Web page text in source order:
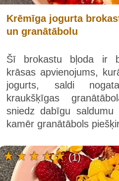
Krēmīga jogurta
un granātābolu
Šī brokastu bļoda ir
krāsas apvienojums,
jogurts, saldi
kraukšķīgas
sniedz dabīgu
kamēr granātābols
(1)